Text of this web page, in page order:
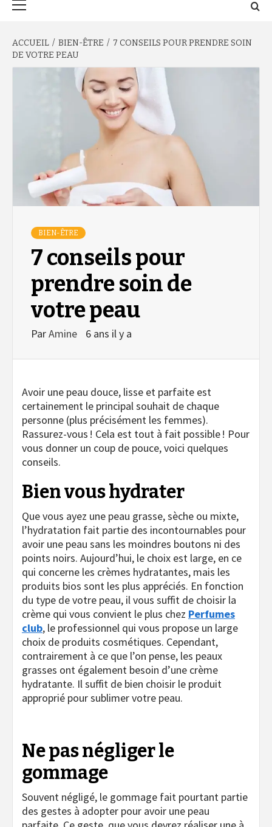
ACCUEIL BIEN-ÊTRE
7 CONSEILS POUR PRENDRE SOIN
DE VOTRE PEAU
BIEN-ÊTRE
7 conseils pour
prendre soin de
votre peau
ParAmine 6 ans il y a
Avoir une peau douce, lisse et parfaite est
certainement le principal souhait de chaque
personne (plus précisément les femmes).
Rassurez-vous ! Cela est tout à fait possible ! Pour
vous donner un coup de pouce, voici quelques
conseils.
Bien vous hydrater
Que vous ayez une peau grasse, sèche ou mixte,
l’hydratation fait partie des incontournables pour
avoir une peau sans les moindres boutons ni des
points noirs. Aujourd’hui, le choix est large, en ce
qui concerne les crèmes hydratantes, mais les
produits bios sont les plus appréciés. En fonction
du type de votre peau, il vous suffit de choisir la
crème qui vous convient le plus chez Perfumes
club, le professionnel qui vous propose un large
choix de produits cosmétiques. Cependant,
contrairement à ce que l’on pense, les peaux
grasses ont également besoin d’une crème
hydratante. Il suffit de bien choisir le produit
approprié pour sublimer votre peau.
Ne pas négliger le
gommage
Souvent négligé, le gommage fait pourtant partie
des gestes à adopter pour avoir une peau